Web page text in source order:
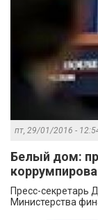
пт, 29/01/2016 -
Белый дом:
Пресс-секретарь
Министерства